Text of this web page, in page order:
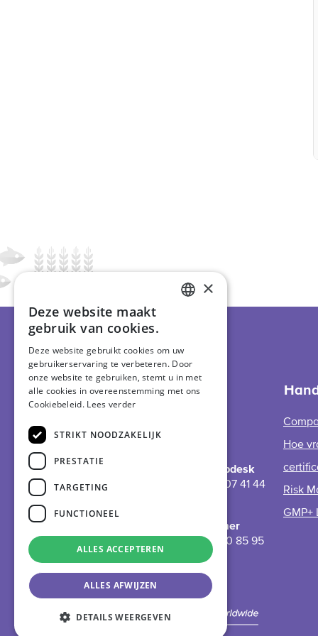
Support
GMP+ Helpdesk
+31 (0)70 307 41 44
noodnummer
31 (0)6 10 20 85 95
Hoe
Risk
GMP+
GERMAN
×
Deze website maakt
gebruik van cookies.
Deze website gebruikt cookies om uw
gebruikerservaring te verbeteren. Door
onze website te gebruiken, stemt u in met
alle cookies in overeenstemming met ons
Cookiebeleid. Lees verder
STRIKT NOODZAKELIJK
PRESTATIE
TARGETING
FUNCTIONEEL
ALLES ACCEPTEREN
ALLES AFWIJZEN
DETAILS WEERGEVEN